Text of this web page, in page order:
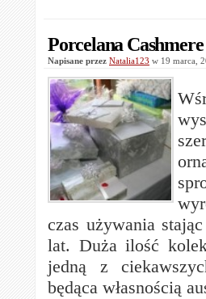
Porcelana
Napisane przez Natalia123 w 19 marca,
czas używania
lat. Duża ilość
jedną z
będąca własnością